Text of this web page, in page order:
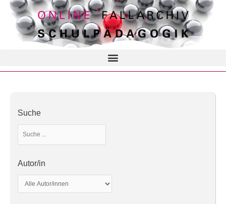
Suche
Autor/in